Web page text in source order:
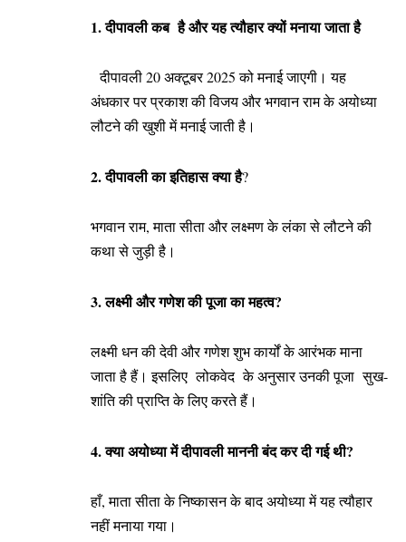
1. दीपावली कब है और यह त्यौहार क्यों मनाया जाता है
दीपावली 20 अक्टूबर 2025 को मनाई जाएगी। यह
अंधकार पर प्रकाश की विजय और भगवान राम के अयोध्या
लौटने की खुशी में मनाई जाती है।
2. दीपावली का इतिहास क्या है?
भगवान राम, माता सीता और लक्ष्मण के लंका से लौटने की
कथा से जुड़ी है।
3. लक्ष्मी और गणेश की पूजा का महत्व?
लक्ष्मी धन की देवी और गणेश शुभ कार्यों के आरंभक माना
जाता है हैं। इसलिए लोकवेद के अनुसार उनकी पूजा सुख-
शांति की प्राप्ति के लिए करते हैं।
4. क्या अयोध्या में दीपावली माननी बंद कर दी गई थी?
हाँ, माता सीता के निष्कासन के बाद अयोध्या में यह त्यौहार
नहीं मनाया गया।